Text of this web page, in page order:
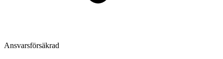
Ansvarsförsäkrad